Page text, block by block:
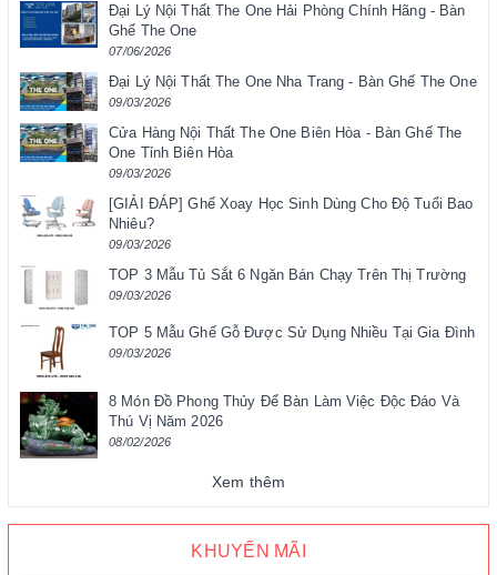
Đại Lý Nội Thất The One Hải Phòng Chính Hãng - Bàn
Ghế The One
07/06/2026
Đại Lý Nội Thất The One Nha Trang - Bàn Ghế The One
09/03/2026
Cửa Hàng Nội Thất The One Biên Hòa - Bàn Ghế The
One Tỉnh Biên Hòa
09/03/2026
[GIẢI ĐÁP] Ghế Xoay Học Sinh Dùng Cho Độ Tuổi Bao
Nhiêu?
09/03/2026
TOP 3 Mẫu Tủ Sắt 6 Ngăn Bán Chạy Trên Thị Trường
09/03/2026
TOP 5 Mẫu Ghế Gỗ Được Sử Dụng Nhiều Tại Gia Đình
09/03/2026
8 Món Đồ Phong Thủy Để Bàn Làm Việc Độc Đáo Và
Thú Vị Năm 2026
08/02/2026
Xem thêm
KHUYẾN MÃI